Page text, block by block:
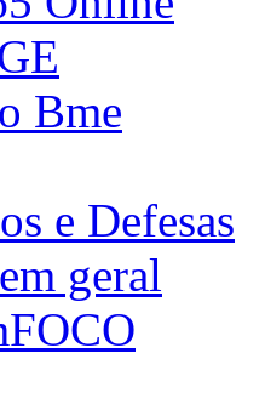
Bme
e Defesas
geral